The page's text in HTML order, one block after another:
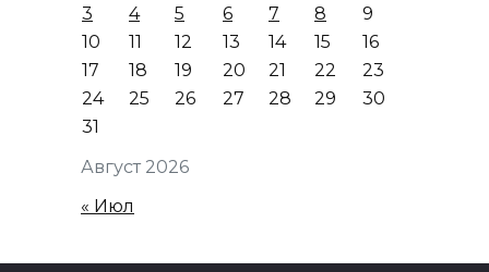
Август 2026
3
4 5 6 7 8
9
10
11 12 13 14 15
16
17
18 19 20 21 22
23
24
25 26 27 28 29
30
31
« Июл